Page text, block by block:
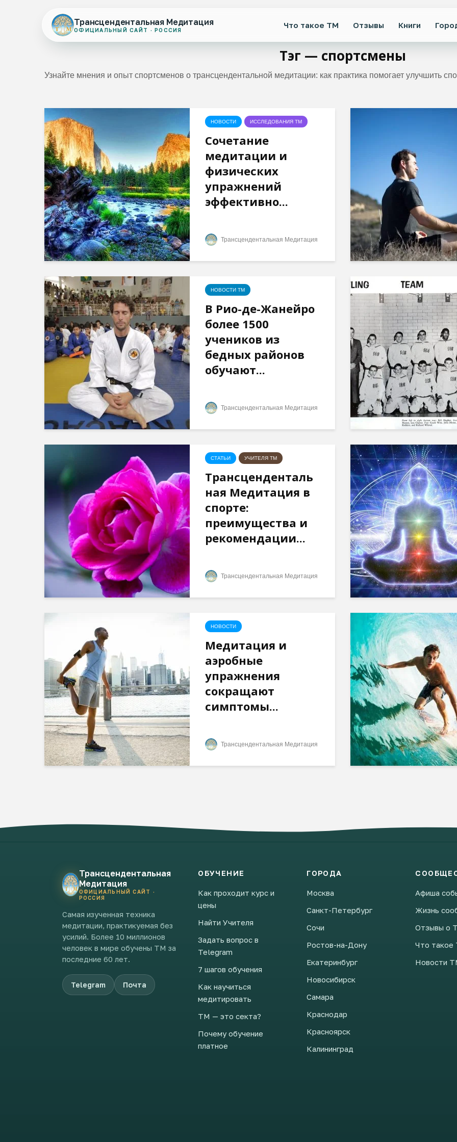
Трансцендентальная Медитация
ОФИЦИАЛЬНЫЙ САЙТ · РОССИЯ
Что такое ТМ Отзывы Книги
Тэг — спортсмены
Узнайте мнения и опыт спортсменов о трансцендентальной медитации: как практика помогает улучшить
НОВОСТИ ИССЛЕДОВАНИЯ ТМ
Сочетание
медитации и
физических
упражнений
эффективно...
Трансцендентальная Медитация
НОВОСТИ ТМ
В Рио-де-Жанейро
более 1500
учеников из
бедных районов
обучают...
Трансцендентальная Медитация
СТАТЬИ УЧИТЕЛЯ ТМ
Трансценденталь
ная Медитация в
спорте:
преимущества и
рекомендации...
Трансцендентальная Медитация
НОВОСТИ
Медитация и
аэробные
упражнения
сокращают
симптомы...
Трансцендентальная Медитация
Трансцендентальная
Медитация
ОФИЦИАЛЬНЫЙ САЙТ ·
РОССИЯ
Самая изученная техника
медитации, практикуемая без
усилий. Более 10 миллионов
человек в мире обучены ТМ за
последние 60 лет.
Telegram Почта
ОБУЧЕНИЕ
Как проходит курс и
цены
Найти Учителя
Задать вопрос в
Telegram
7 шагов обучения
Как научиться
медитировать
ТМ — это секта?
Почему обучение
платное
ГОРОДА
Москва
Санкт-Петербург
Сочи
Ростов-на-Дону
Екатеринбург
Новосибирск
Самара
Краснодар
Красноярск
Калининград
Афиша
Жизнь
Отзывы о
Что такое
Новости